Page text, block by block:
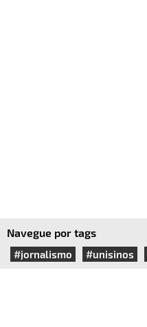
Navegue por tags
#jornalismo #unisinos